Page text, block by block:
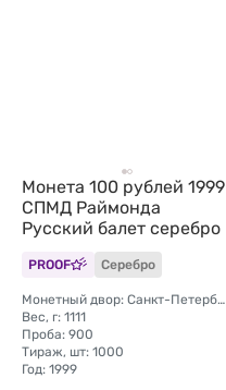
Монета 100 рублей 1999
СПМД Раймонда
Русский балет серебро
PROOF Серебро
Монетный двор: Санкт-Петербургский (СПМД)
Вес, г: 1111
Проба: 900
Тираж, шт: 1000
Год: 1999